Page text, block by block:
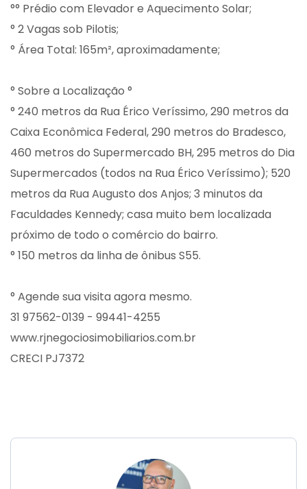
°° Prédio com Elevador e Aquecimento Solar;
° 2 Vagas sob Pilotis;
° Área Total: 165m², aproximadamente;
° Sobre a Localização °
° 240 metros da Rua Érico Veríssimo, 290 metros da
Caixa Econômica Federal, 290 metros do Bradesco,
460 metros do Supermercado BH, 295 metros do Dia
Supermercados (todos na Rua Érico Veríssimo); 520
metros da Rua Augusto dos Anjos; 3 minutos da
Faculdades Kennedy; casa muito bem localizada
próximo de todo o comércio do bairro.
° 150 metros da linha de ônibus S55.
° Agende sua visita agora mesmo.
31 97562-0139 - 99441-4255
www.rjnegociosimobiliarios.com.br
CRECI PJ7372